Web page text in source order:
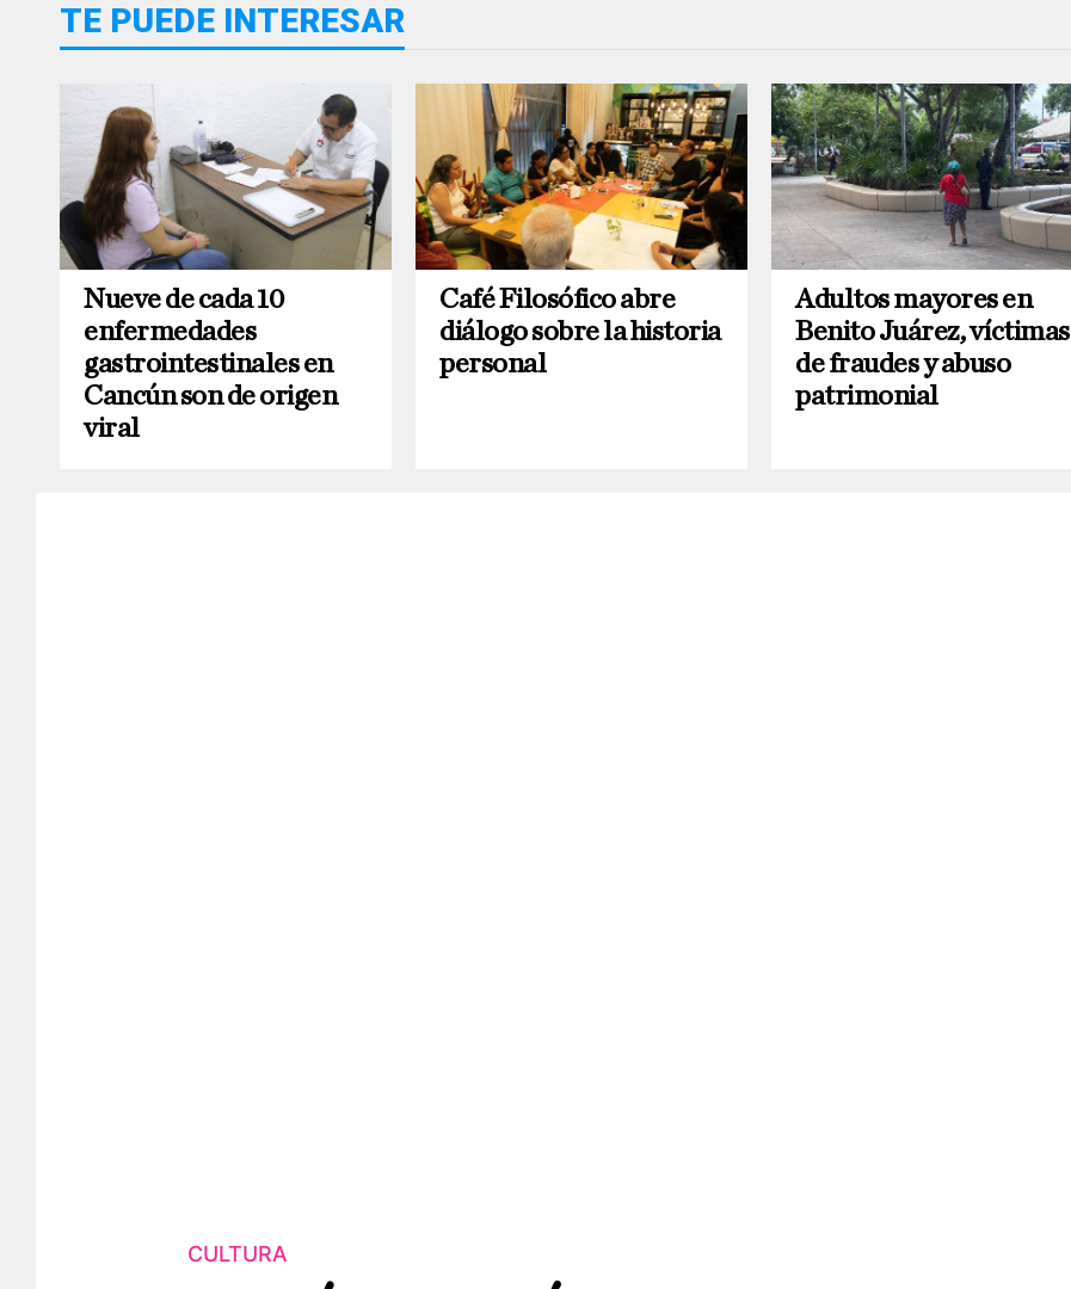
TE PUEDE INTERESAR
Nueve de cada 10
enfermedades
gastrointestinales en
Cancún son de origen
viral
Café Filosófico abre
diálogo sobre la historia
personal
Adultos mayores en
Benito Juárez, víctimas
de fraudes y abuso
patrimonial
CULTURA